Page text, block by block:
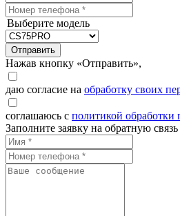
Выберите модель
Отправить
Нажав кнопку «Отправить»,
даю согласие на обработку своих
соглашаюсь с политикой
Заполните заявку на обратную связь